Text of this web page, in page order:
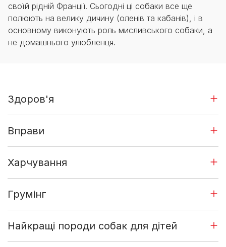
своїй рідній Франції. Сьогодні ці собаки все ще
полюють на велику дичину (оленів та кабанів), і в
основному виконують роль мисливського собаки, а
не домашнього улюбленця.
Здоров'я
Вправи
Харчування
Грумінг
Найкращі породи собак для дітей